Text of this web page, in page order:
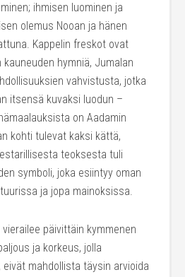
ihmisen luominen ja
olemus Nooan ja hänen
Kappelin freskot ovat
hymniä, Jumalan
vahvistusta, jotka
itsensä kuvaksi luodun –
on Aadamin
kohti tulevat kaksi kättä,
teoksesta tuli
symboli, joka esiintyy oman
ja jopa mainoksissa.
päivittäin kymmenen
ja korkeus, jolla
mahdollista täysin arvioida